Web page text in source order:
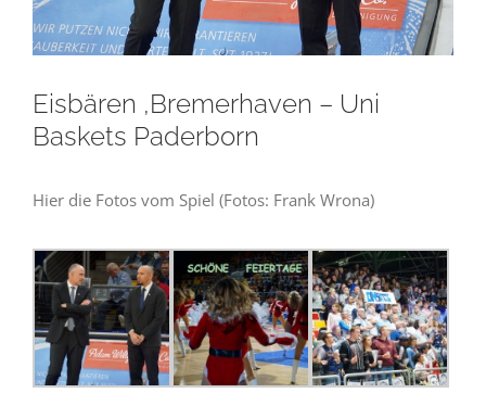
Eisbären ‚Bremerhaven – Uni
Baskets Paderborn
Hier die Fotos vom Spiel (Fotos: Frank Wrona)